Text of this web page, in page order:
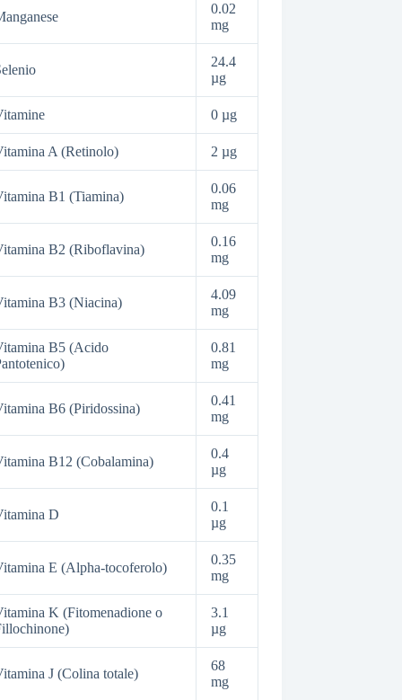
0.02
mg
24.4
µg
0 µg
A (Retinolo) 2 µg
B1 (Tiamina)
0.06
mg
B2 (Riboflavina)
0.16
mg
B3 (Niacina)
4.09
mg
B5 (Acido
0.81
mg
B6 (Piridossina)
0.41
mg
B12 (Cobalamina)
0.4
µg
D
0.1
µg
E (Alpha-tocoferolo)
0.35
mg
K (Fitomenadione o
3.1
µg
J (Colina totale)
68
mg